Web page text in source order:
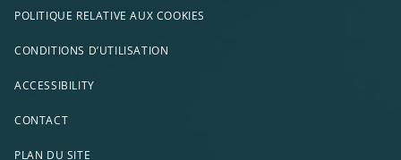
POLITIQUE RELATIVE AUX COOKIES
CONDITIONS D’UTILISATION
ACCESSIBILITY
CONTACT
PLAN DU SITE